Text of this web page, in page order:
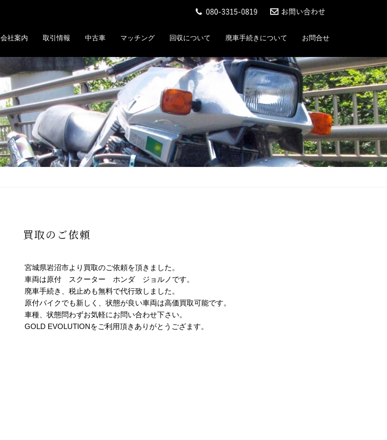
会社案内 取引情報 中古車 マッチング 回収について 廃車手続きについて お問合せ
買取のご依頼
宮城県岩沼市より買取のご依頼を頂きました。
車両は原付 スクーター ホンダ ジョルノです。
廃車手続き、税止めも無料で代行致しました。
原付バイクでも新しく、状態が良い車両は高価買取可能です。
車種、状態問わずお気軽にお問い合わせ下さい。
GOLD EVOLUTIONをご利用頂きありがとうござます。